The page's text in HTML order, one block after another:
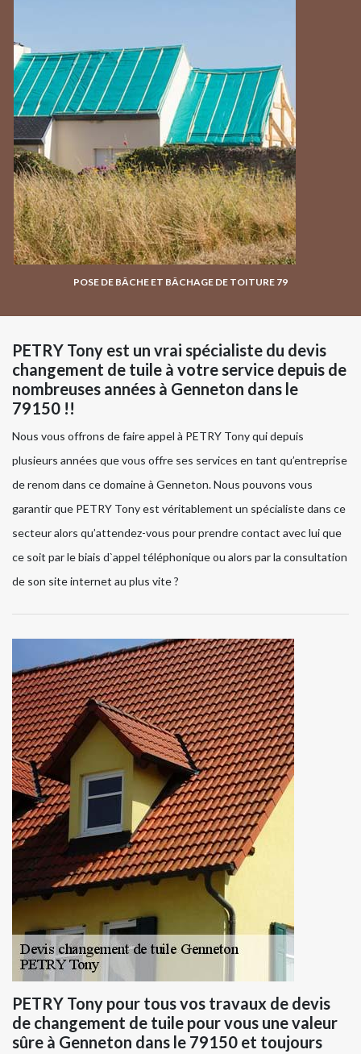
POSE DE BÂCHE ET BÂCHAGE DE TOITURE 79
PETRY Tony est un vrai spécialiste du devis
changement de tuile à votre service depuis de
nombreuses années à Genneton dans le
79150 !!
Nous vous offrons de faire appel à PETRY Tony qui depuis
plusieurs années que vous offre ses services en tant qu’entreprise
de renom dans ce domaine à Genneton. Nous pouvons vous
garantir que PETRY Tony est véritablement un spécialiste dans ce
secteur alors qu’attendez-vous pour prendre contact avec lui que
ce soit par le biais d`appel téléphonique ou alors par la consultation
de son site internet au plus vite ?
PETRY Tony pour tous vos travaux de devis
de changement de tuile pour vous une valeur
sûre à Genneton dans le 79150 et toujours